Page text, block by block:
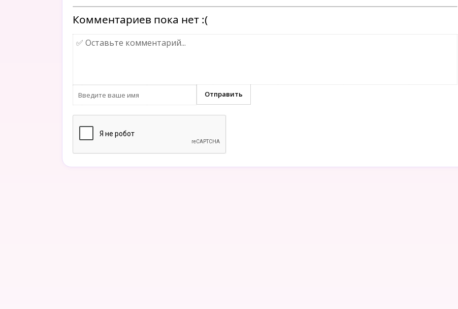
Комментариев пока нет :(